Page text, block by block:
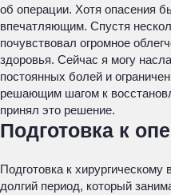
об операции. Хотя опасения
впечатляющим. Спустя
почувствовал огромное
здоровья. Сейчас я могу
постоянных болей и
решающим шагом к
принял это решение.
Подготовка к
Подготовка к
долгий период, который